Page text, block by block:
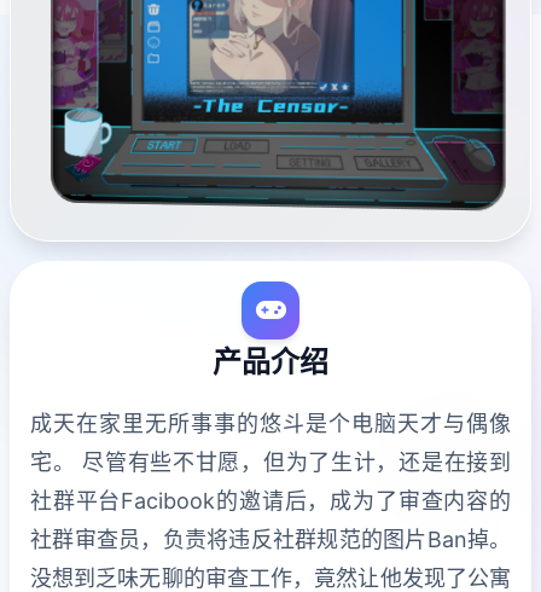
产品介绍
成天在家里无所事事的悠斗是个电脑天才与偶像
宅。 尽管有些不甘愿，但为了生计，还是在接到
社群平台Facibook的邀请后，成为了审查内容的
社群审查员，负责将违反社群规范的图片Ban掉。
没想到乏味无聊的审查工作，竟然让他发现了公寓